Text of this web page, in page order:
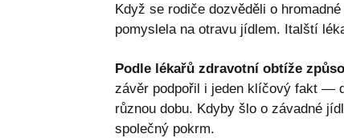
Když se rodiče dozvěděli o
pomyslela na otravu jídlem. Italští
Podle lékařů zdravotní obtíže
závěr podpořil i jeden klíčový fakt —
různou dobu. Kdyby šlo o závadné
společný pokrm.